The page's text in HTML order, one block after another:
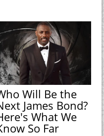
Will Be the
James Bond?
What We
So Far